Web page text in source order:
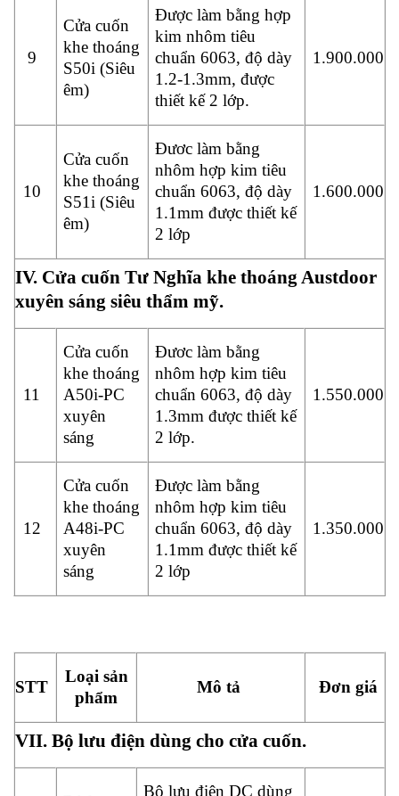
9
Cửa cuốn
khe thoáng
S50i (Siêu
êm)
Được làm bằng hợp
kim nhôm tiêu
chuẩn 6063, độ dày
1.2-1.3mm, được
thiết kế 2 lớp.
1.900.000
10
Cửa cuốn
khe thoáng
S51i (Siêu
êm)
Đươc làm bằng
nhôm hợp kim tiêu
chuẩn 6063, độ dày
1.1mm được thiết kế
2 lớp
1.600.000
IV. Cửa cuốn Tư Nghĩa khe thoáng Austdoor
xuyên sáng siêu thẩm mỹ.
11
Cửa cuốn
khe thoáng
A50i-PC
xuyên
sáng
Đươc làm bằng
nhôm hợp kim tiêu
chuẩn 6063, độ dày
1.3mm được thiết kế
2 lớp.
1.550.000
12
Cửa cuốn
khe thoáng
A48i-PC
xuyên
sáng
Được làm bằng
nhôm hợp kim tiêu
chuẩn 6063, độ dày
1.1mm được thiết kế
2 lớp
1.350.000
STT
Loại sản
phẩm
Mô tả Đơn giá
VII. Bộ lưu điện dùng cho cửa cuốn.
Bộ lưu điện DC dùng